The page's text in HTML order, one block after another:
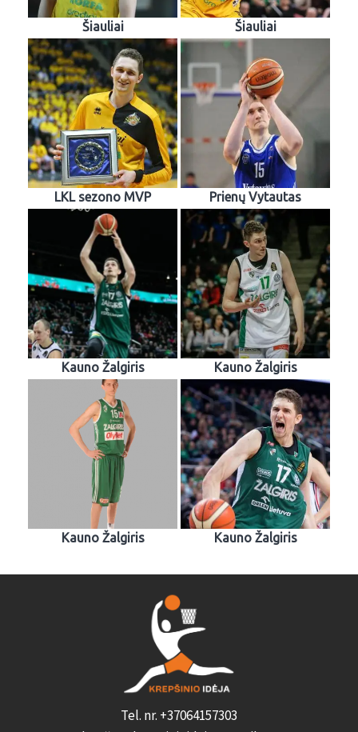
Šiauliai Šiauliai
LKL sezono MVP Prienų Vytautas
Kauno Žalgiris Kauno Žalgiris
Kauno Žalgiris Kauno Žalgiris
Tel. nr. +37064157303